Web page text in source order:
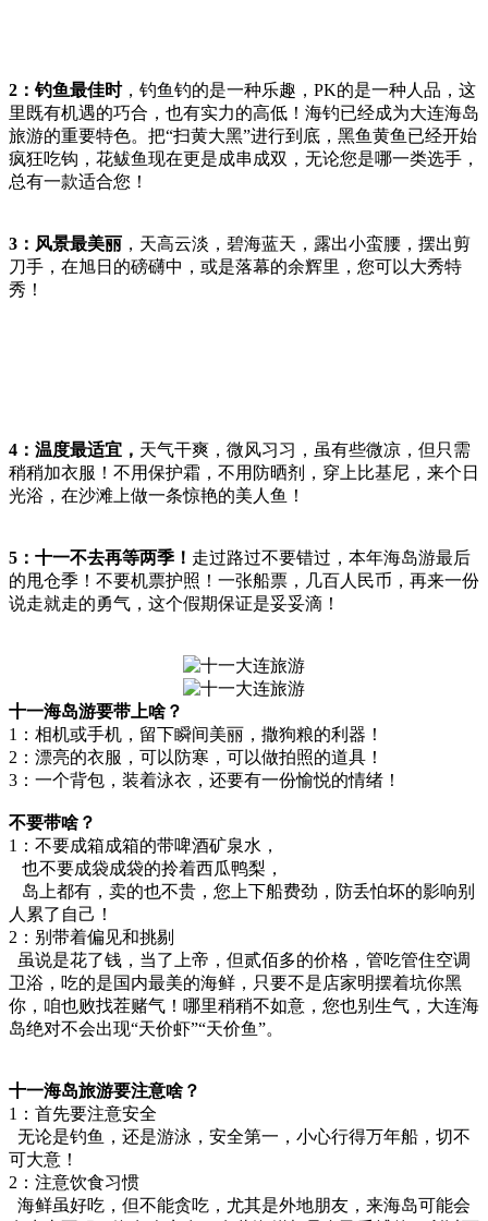
2：钓鱼最佳时，钓鱼钓的是一种乐趣，PK的是一种人品，这
里既有机遇的巧合，也有实力的高低！海钓已经成为大连海岛
旅游的重要特色。把“扫黄大黑”进行到底，黑鱼黄鱼已经开始
疯狂吃钩，花鲅鱼现在更是成串成双，无论您是哪一类选手，
总有一款适合您！
3：风景最美丽 ，天高云淡，碧海蓝天，露出小蛮腰，摆出剪
刀手，在旭日的磅礴中，或是落幕的余辉里，您可以大秀特
秀！
4：温度最适宜， 天气干爽，微风习习，虽有些微凉，但只需
稍稍加衣服！不用保护霜，不用防晒剂，穿上比基尼，来个日
光浴，在沙滩上做一条惊艳的美人鱼！
5：十一不去再等两季！ 走过路过不要错过，本年海岛游最后
的甩仓季！不要机票护照！一张船票，几百人民币，再来一份
说走就走的勇气，这个假期保证是妥妥滴！
十一海岛游要带上啥？
1：相机或手机，留下瞬间美丽，撒狗粮的利器！
2：漂亮的衣服，可以防寒，可以做拍照的道具！
3：一个背包，装着泳衣，还要有一份愉悦的情绪！
不要带啥？
1：不要成箱成箱的带啤酒矿泉水，
也不要成袋成袋的拎着西瓜鸭梨，
岛上都有，卖的也不贵，您上下船费劲，防丢怕坏的影响别
人累了自己！
2：别带着偏见和挑剔
虽说是花了钱，当了上帝，但贰佰多的价格，管吃管住空调
卫浴，吃的是国内最美的海鲜，只要不是店家明摆着坑你黑
你，咱也败找茬赌气！哪里稍稍不如意，您也别生气，大连海
岛绝对不会出现“天价虾”“天价鱼”。
十一海岛旅游要注意啥？
1：首先要注意安全
无论是钓鱼，还是游泳，安全第一，小心行得万年船，切不
可大意！
2：注意饮食习惯
海鲜虽好吃，但不能贪吃，尤其是外地朋友，来海岛可能会